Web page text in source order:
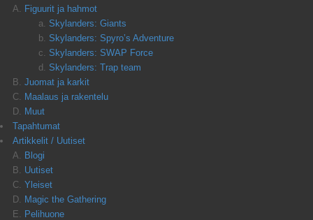
Figuurit ja hahmot
Skylanders: Giants
Skylanders: Spyro’s Adventure
Skylanders: SWAP Force
Skylanders: Trap team
Juomat ja karkit
Maalaus ja rakentelu
Muut
Tapahtumat
Artikkelit / Uutiset
Blogi
Uutiset
Yleiset
Magic the Gathering
Pelihuone